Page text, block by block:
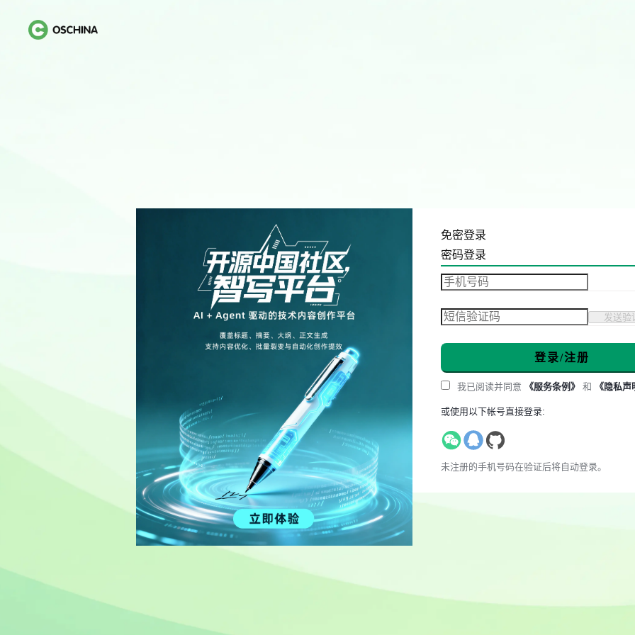
免密登录
密码登录
发送验
登录/注册
我已阅读并同意 《服务条例》 和 《隐私声
或使用以下帐号直接登录:
未注册的手机号码在验证后将自动登录。